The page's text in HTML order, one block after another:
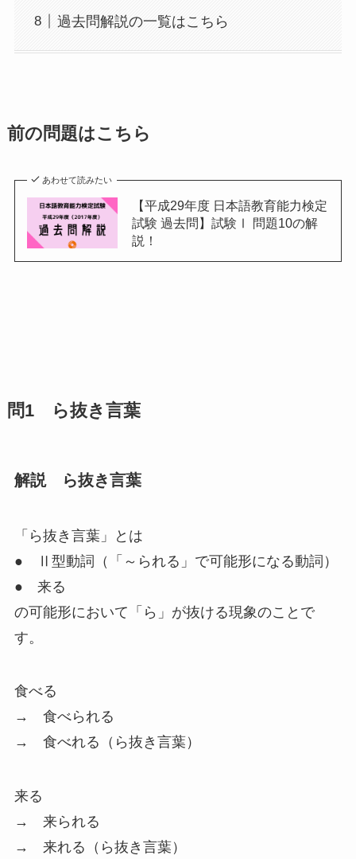
過去問解説の一覧はこちら
前の問題はこちら
あわせて読みたい
【平成29年度 日本語教育能力検定
試験 過去問】試験Ⅰ 問題10の解
説！
問1 ら抜き言葉
解説 ら抜き言葉
「ら抜き言葉」
とは
●
Ⅱ型動詞 （「～られる」で可能形になる動詞）
● 来る
の可能形において「ら」が抜ける現象のことで
す。
食べる
→ 食べられる
→ 食べれる（ら抜き言葉）
来る
→ 来られる
→ 来れる（ら抜き言葉）